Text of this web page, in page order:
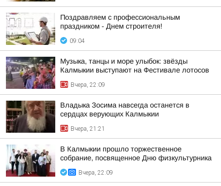
Поздравляем с профессиональным
праздником - Днем строителя!
09:04
Музыка, танцы и море улыбок: звёзды
Калмыкии выступают на Фестивале лотосов
Вчера, 22:09
Владыка Зосима навсегда останется в
сердцах верующих Калмыкии
Вчера, 21:21
В Калмыкии прошло торжественное
собрание, посвященное Дню физкультурника
Вчера, 22:09